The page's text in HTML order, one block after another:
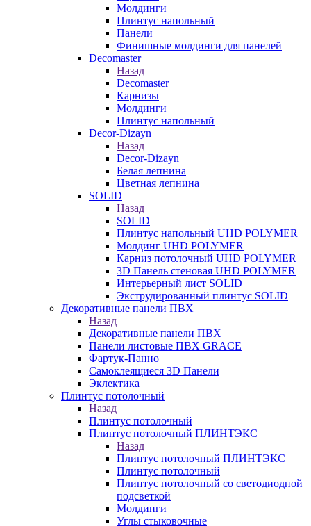
Молдинги
Плинтус напольный
Панели
Финишные молдинги для панелей
Decomaster
Назад
Decomaster
Карнизы
Молдинги
Плинтус напольный
Decor-Dizayn
Назад
Decor-Dizayn
Белая лепнина
Цветная лепнина
SOLID
Назад
SOLID
Плинтус напольный UHD POLYMER
Молдинг UHD POLYMER
Карниз потолочный UHD POLYMER
3D Панель стеновая UHD POLYMER
Интерьерный лист SOLID
Экструдированный плинтус SOLID
Декоративные панели ПВХ
Назад
Декоративные панели ПВХ
Панели листовые ПВХ GRACE
Фартук-Панно
Самоклеящиеся 3D Панели
Эклектика
Плинтус потолочный
Назад
Плинтус потолочный
Плинтус потолочный ПЛИНТЭКС
Назад
Плинтус потолочный ПЛИНТЭКС
Плинтус потолочный
Плинтус потолочный со светодиодной
подсветкой
Молдинги
Углы стыковочные